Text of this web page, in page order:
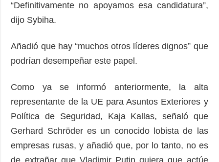
“Definitivamente no apoyamos esa candidatura”,
dijo Sybiha.
Añadió que hay “muchos otros líderes dignos” que
podrían desempeñar este papel.
Como ya se informó anteriormente, la alta
representante de la UE para Asuntos Exteriores y
Política de Seguridad, Kaja Kallas, señaló que
Gerhard Schröder es un conocido lobista de las
empresas rusas, y añadió que, por lo tanto, no es